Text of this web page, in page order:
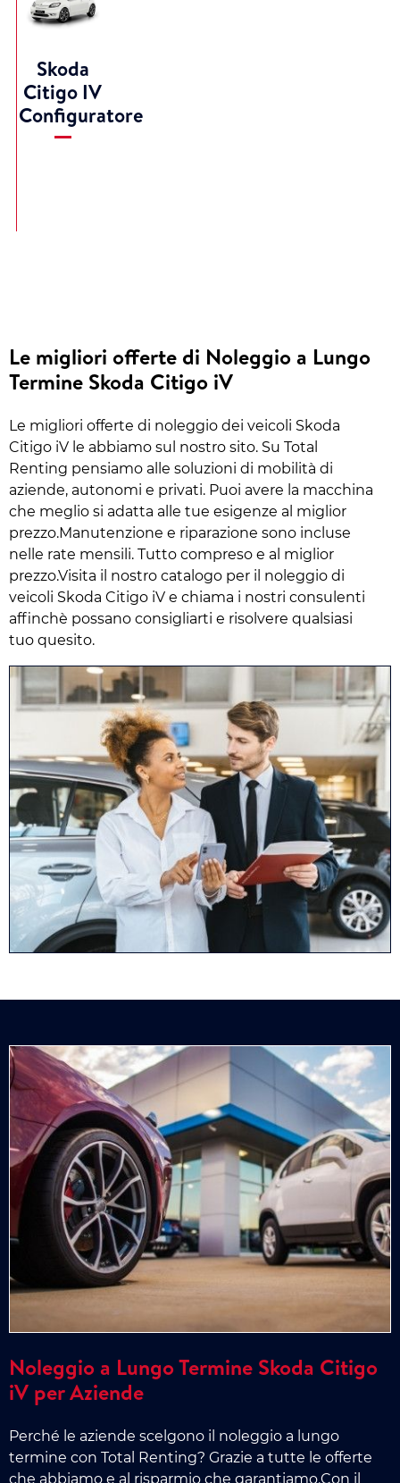
Skoda
Citigo IV
Configuratore
Le migliori offerte di Noleggio a Lungo
Termine Skoda Citigo iV
Le migliori offerte di noleggio dei veicoli Skoda
Citigo iV le abbiamo sul nostro sito. Su Total
Renting pensiamo alle soluzioni di mobilità di
aziende, autonomi e privati. Puoi avere la macchina
che meglio si adatta alle tue esigenze al miglior
prezzo.Manutenzione e riparazione sono incluse
nelle rate mensili. Tutto compreso e al miglior
prezzo.Visita il nostro catalogo per il noleggio di
veicoli Skoda Citigo iV e chiama i nostri consulenti
affinchè possano consigliarti e risolvere qualsiasi
tuo quesito.
Noleggio a Lungo Termine Skoda Citigo
iV per Aziende
Perché le aziende scelgono il noleggio a lungo
termine con Total Renting? Grazie a tutte le offerte
che abbiamo e al risparmio che garantiamo.Con il